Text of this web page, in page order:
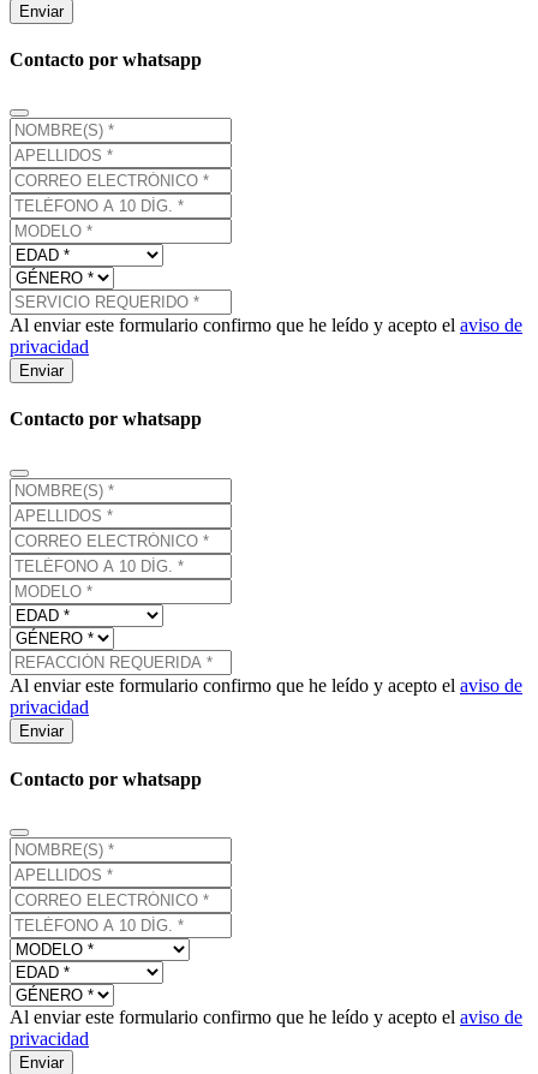
Enviar
Contacto por whatsapp
Al enviar este formulario confirmo que he leído y acepto el aviso de
privacidad
Enviar
Contacto por whatsapp
Al enviar este formulario confirmo que he leído y acepto el aviso de
privacidad
Enviar
Contacto por whatsapp
Al enviar este formulario confirmo que he leído y acepto el aviso de
privacidad
Enviar